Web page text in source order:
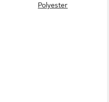
Polyester